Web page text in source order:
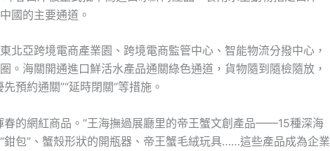
國的主要通道。
北亞跨境電商產業園、跨境電商監管中心、智能物流分撥中心，
。海關開通進口鮮活水產品通關綠色通道，貨物隨到隨檢隨放，
預約通關”“延時閉關”等措施。
春的網紅商品。”王海撫過展廳里的帝王蟹文創產品——15種深海
鉗包”、蟹殼形狀的開瓶器、帝王蟹毛絨玩具……這些產品成為企業